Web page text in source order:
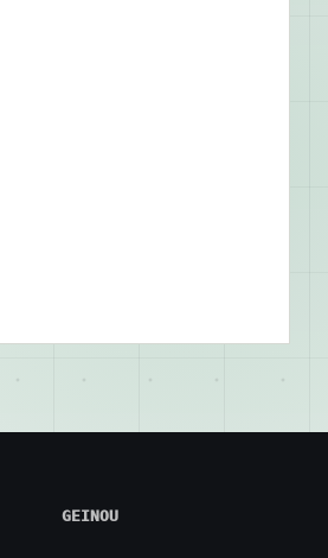
GEINOU